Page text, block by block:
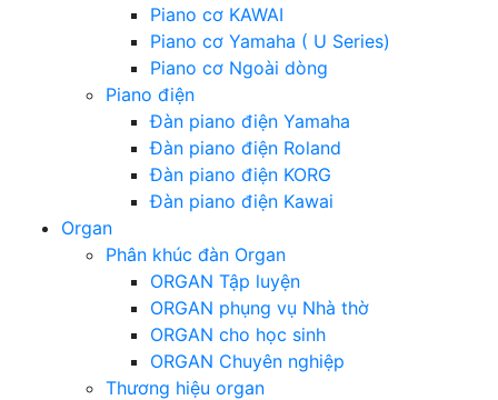
Piano cơ KAWAI
Piano cơ Yamaha ( U Series)
Piano cơ Ngoài dòng
Piano điện
Đàn piano điện Yamaha
Đàn piano điện Roland
Đàn piano điện KORG
Đàn piano điện Kawai
Organ
Phân khúc đàn Organ
ORGAN Tập luyện
ORGAN phụng vụ Nhà thờ
ORGAN cho học sinh
ORGAN Chuyên nghiệp
Thương hiệu organ